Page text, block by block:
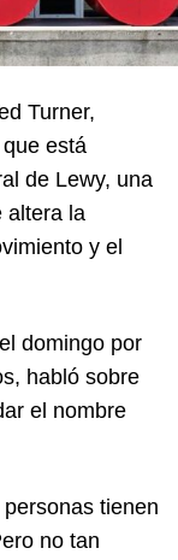
Turner,
está
de Lewy, una
altera la
y el
domingo por
habló sobre
el nombre
tienen
no tan